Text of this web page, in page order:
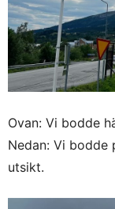
Ovan: Vi bodde
Nedan: Vi bodde
utsikt.